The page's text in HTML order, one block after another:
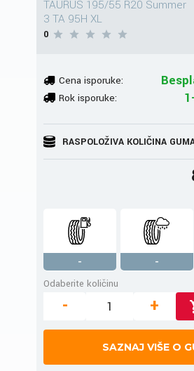
TAURUS 195/55 R20 Summer
3 TA 95H XL
0
Cena isporuke:
Rok isporuke:
RASPOLOŽIVA KOLIČINA
- -
Odaberite količinu
- +
SAZNAJ VIŠE O